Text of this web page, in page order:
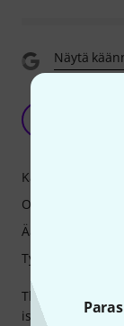
Näytä
The mod matrix
is. For example:
Käyttö
Ominaisuudet
Ääni
Työnjälki